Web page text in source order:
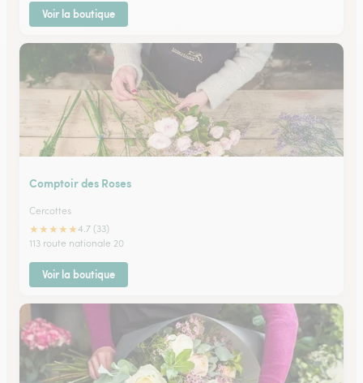
Voir la boutique
Comptoir des Roses
Cercottes
★★★★★4.7 (33)
113 route nationale 20
Voir la boutique